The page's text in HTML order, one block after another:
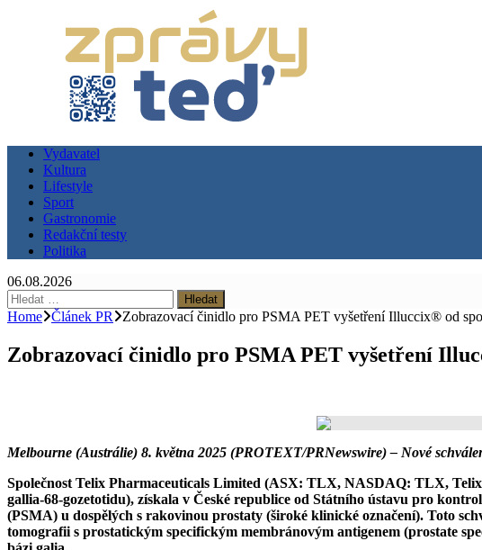
Vydavatel
Kultura
Lifestyle
Sport
Gastronomie
Redakční testy
Politika
06.08.2026
Vyhledávání
Home Článek PR Zobrazovací činidlo pro PSMA PET vyšetření Illuccix® od
Zobrazovací činidlo pro PSMA PET vyšetření
Melbourne (Austrálie) 8. května 2025 (PROTEXT/PRNewswire) – Nové
Společnost Telix Pharmaceuticals Limited (ASX: TLX, NASDAQ: TLX,
gallia-68-gozetotidu), získala v České republice od Státního ústavu pro
(PSMA) u dospělých s rakovinou prostaty (široké klinické označení). Toto
tomografii s prostatickým specifickým membránovým antigenem (prostate